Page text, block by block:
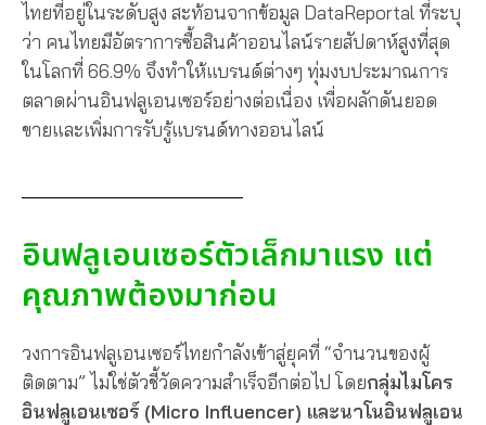
ไทยที่อยู่ในระดับสูง สะท้อนจากข้อมูล DataReportal ที่ระบุ
ว่า คนไทยมีอัตราการซื้อสินค้าออนไลน์รายสัปดาห์สูงที่สุด
ในโลกที่ 66.9% จึงทำให้แบรนด์ต่างๆ ทุ่มงบประมาณการ
ตลาดผ่านอินฟลูเอนเซอร์อย่างต่อเนื่อง เพื่อผลักดันยอด
ขายและเพิ่มการรับรู้แบรนด์ทางออนไลน์
อินฟลูเอนเซอร์ตัวเล็กมาแรง แต่
คุณภาพต้องมาก่อน
วงการอินฟลูเอนเซอร์ไทยกำลังเข้าสู่ยุคที่ “จำนวนของผู้
ติดตาม” ไม่ใช่ตัวชี้วัดความสำเร็จอีกต่อไป โดยกลุ่มไมโคร
อินฟลูเอนเซอร์ (Micro Influencer) และนาโนอินฟลูเอน